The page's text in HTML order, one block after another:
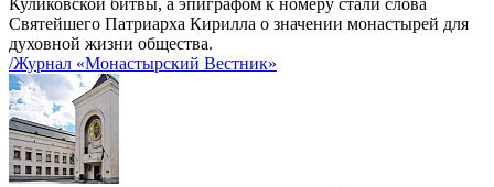
Куликовской битвы, а эпиграфом к номеру стали слова
Святейшего Патриарха Кирилла о значении монастырей для
духовной жизни общества.
/Журнал «Монастырский Вестник»